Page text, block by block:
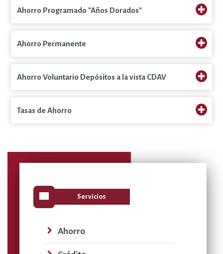
Ahorro Programado "Años Dorados"
Ahorro Permanente
Ahorro Voluntario Depósitos a la vista CDAV
Tasas de Ahorro
view_list Servicios
navigate_next Ahorro